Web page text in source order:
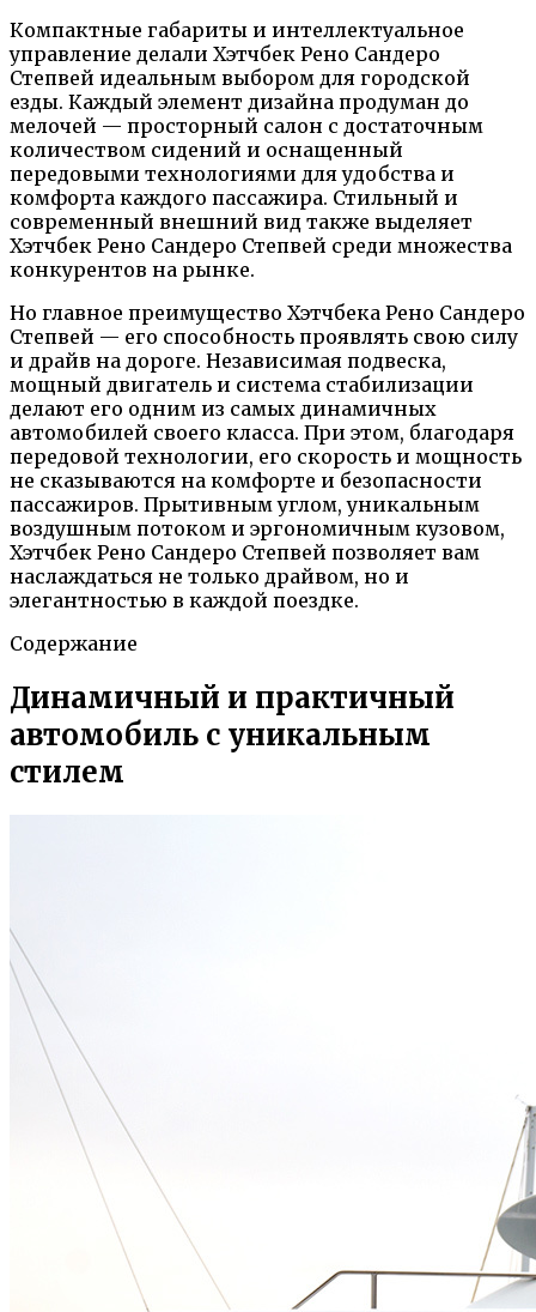
Компактные габариты и интеллектуальное
управление делали Хэтчбек Рено Сандеро
Степвей идеальным выбором для городской
езды. Каждый элемент дизайна продуман до
мелочей — просторный салон с достаточным
количеством сидений и оснащенный
передовыми технологиями для удобства и
комфорта каждого пассажира. Стильный и
современный внешний вид также выделяет
Хэтчбек Рено Сандеро Степвей среди множества
конкурентов на рынке.
Но главное преимущество Хэтчбека Рено Сандеро
Степвей — его способность проявлять свою силу
и драйв на дороге. Независимая подвеска,
мощный двигатель и система стабилизации
делают его одним из самых динамичных
автомобилей своего класса. При этом, благодаря
передовой технологии, его скорость и мощность
не сказываются на комфорте и безопасности
пассажиров. Прытивным углом, уникальным
воздушным потоком и эргономичным кузовом,
Хэтчбек Рено Сандеро Степвей позволяет вам
наслаждаться не только драйвом, но и
элегантностью в каждой поездке.
Содержание
Динамичный и практичный
автомобиль с уникальным
стилем